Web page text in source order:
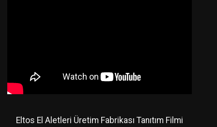
Eltos El Aletleri Üretim Fabrikası Tanıtım Filmi